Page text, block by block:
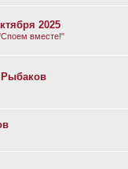
2025
вместе!"
Рыбаков